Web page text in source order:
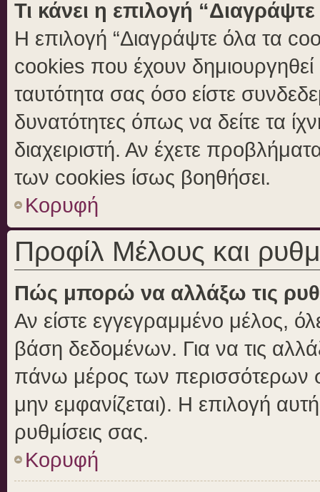
Τι κάνει η επιλογή
Η επιλογή “Διαγράψτε όλα τα
cookies που έχουν
ταυτότητα σας όσο είστε
δυνατότητες όπως να δείτε τα
διαχειριστή. Αν έχετε
των cookies ίσως βοηθήσει.
Κορυφή
Προφίλ Μέλους και
Πώς μπορώ να αλλάξω τις
Αν είστε εγγεγραμμένο μέλος,
βάση δεδομένων. Για να τις
πάνω μέρος των περισσότερων
μην εμφανίζεται). Η επιλογή
ρυθμίσεις σας.
Κορυφή